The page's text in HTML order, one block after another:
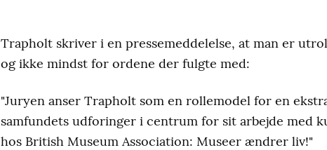
Trapholt skriver i en pressemeddelelse, at man er
og ikke mindst for ordene der fulgte med:
"Juryen anser Trapholt som en rollemodel for en
samfundets udforinger i centrum for sit arbejde med
hos British Museum Association: Museer ændrer liv!"